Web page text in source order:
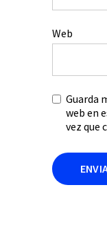
Web
Guarda
web en
vez que